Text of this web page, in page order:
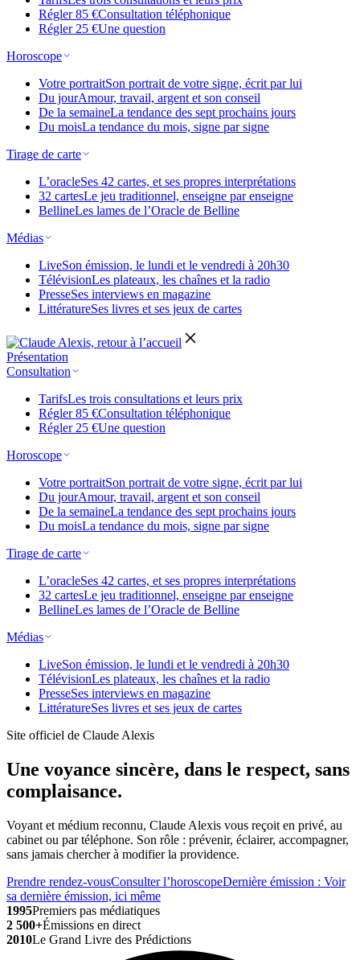
Régler 85 €Consultation téléphonique
Régler 25 €Une question
Horoscope
Votre portraitSon portrait de votre signe, écrit par lui
Du jourAmour, travail, argent et son conseil
De la semaineLa tendance des sept prochains jours
Du moisLa tendance du mois, signe par signe
Tirage de carte
L’oracleSes 42 cartes, et ses propres interprétations
32 cartesLe jeu traditionnel, enseigne par enseigne
BellineLes lames de l’Oracle de Belline
Médias
LiveSon émission, le lundi et le vendredi à 20h30
TélévisionLes plateaux, les chaînes et la radio
PresseSes interviews en magazine
LittératureSes livres et ses jeux de cartes
Présentation
Consultation
TarifsLes trois consultations et leurs prix
Régler 85 €Consultation téléphonique
Régler 25 €Une question
Horoscope
Votre portraitSon portrait de votre signe, écrit par lui
Du jourAmour, travail, argent et son conseil
De la semaineLa tendance des sept prochains jours
Du moisLa tendance du mois, signe par signe
Tirage de carte
L’oracleSes 42 cartes, et ses propres interprétations
32 cartesLe jeu traditionnel, enseigne par enseigne
BellineLes lames de l’Oracle de Belline
Médias
LiveSon émission, le lundi et le vendredi à 20h30
TélévisionLes plateaux, les chaînes et la radio
PresseSes interviews en magazine
LittératureSes livres et ses jeux de cartes
Site officiel de Claude Alexis
Une voyance sincère, dans le respect, sans
complaisance.
Voyant et médium reconnu, Claude Alexis vous reçoit en privé, au
cabinet ou par téléphone. Son rôle : prévenir, éclairer, accompagner,
sans jamais chercher à modifier la providence.
Prendre rendez-vousConsulter l’horoscopeDernière émission : Voir
sa dernière émission, ici même
1995Premiers pas médiatiques
2 500+Émissions en direct
2010Le Grand Livre des Prédictions